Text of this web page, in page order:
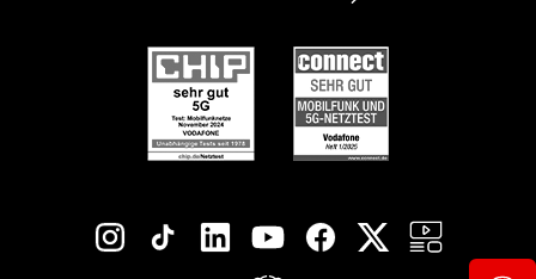
Social-Media-Links